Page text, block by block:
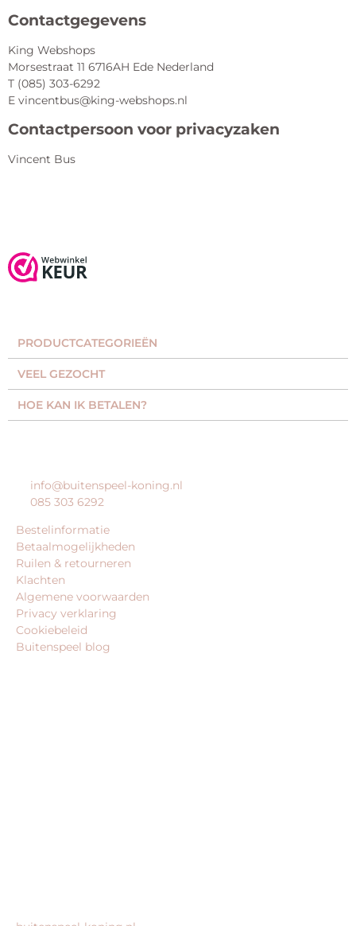
Contactgegevens
King Webshops
Morsestraat 11 6716AH Ede Nederland
T (085) 303-6292
E vincentbus@king-webshops.nl
Contactpersoon voor privacyzaken
Vincent Bus
PRODUCTCATEGORIEËN​
VEEL GEZOCHT​
HOE KAN IK BETALEN?
info@buitenspeel-koning.nl
085 303 6292
Bestelinformatie
Betaalmogelijkheden
Ruilen & retourneren
Klachten
Algemene voorwaarden
Privacy verklaring
Cookiebeleid
Buitenspeel blog